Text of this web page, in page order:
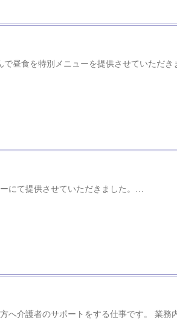
で昼食を特別メニューを提供させていただ
にて提供させていただきました。…
へ介護者のサポートをする仕事です。 業務